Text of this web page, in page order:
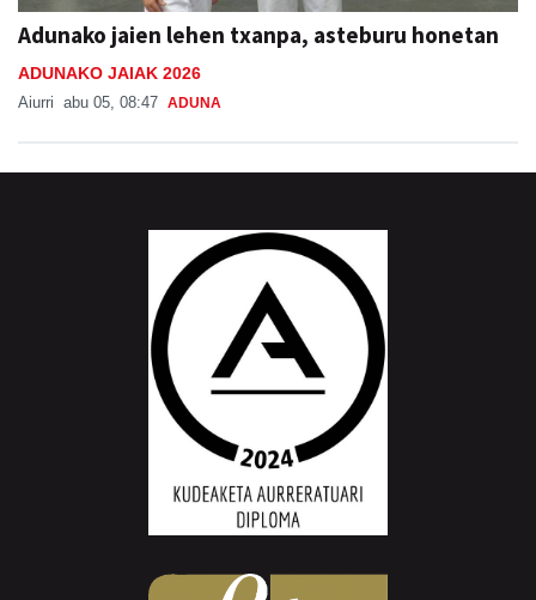
Adunako jaien lehen txanpa, asteburu honetan
ADUNAKO JAIAK 2026
Aiurri abu 05, 08:47 ADUNA